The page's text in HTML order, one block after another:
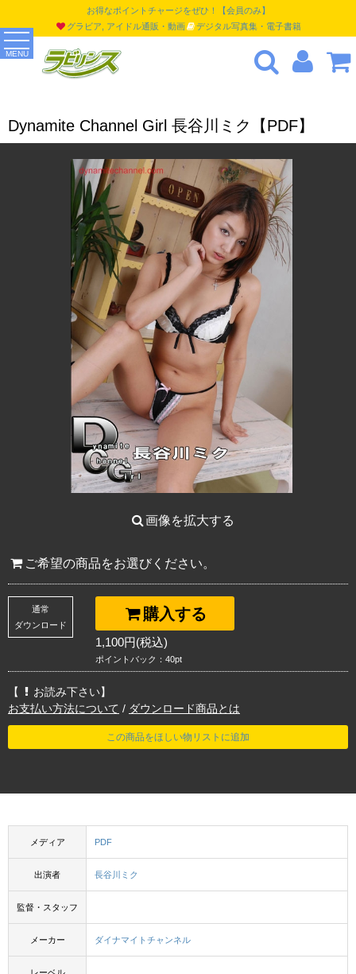
MENU
お得なポイントチャージをぜひ！【会員のみ】
グラビア, アイドル通販・動画
デジタル写真集・電子書籍
Dynamite Channel Girl 長谷川ミク【PDF】
画像を拡大する
ご希望の商品をお選びください。
購入する
通常
ダウンロード
1,100円(税込)
ポイントバック：40pt
【
お読み下さい】
お支払い方法について / ダウンロード商品とは
この商品をほしい物リストに追加
メディア PDF
出演者 長谷川ミク
監督・スタッフ
メーカー ダイナマイトチャンネル